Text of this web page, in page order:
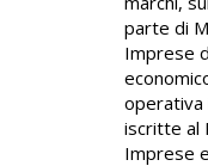
parte di
Imprese
operativa
iscritte al
Imprese